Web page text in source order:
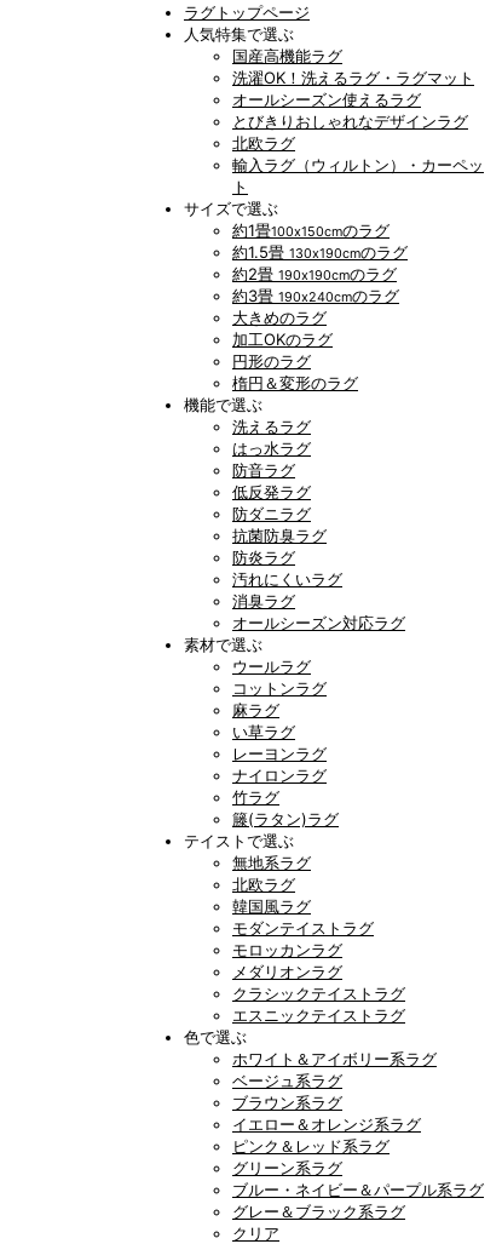
ラグトップページ
人気特集で選ぶ
国産高機能ラグ
洗濯OK！洗えるラグ・ラグマット
オールシーズン使えるラグ
とびきりおしゃれなデザインラグ
北欧ラグ
輸入ラグ（ウィルトン）・カーペッ
ト
サイズで選ぶ
約1畳100x150cmのラグ
約1.5畳 130x190cmのラグ
約2畳 190x190cmのラグ
約3畳 190x240cmのラグ
大きめのラグ
加工OKのラグ
円形のラグ
楕円＆変形のラグ
機能で選ぶ
洗えるラグ
はっ水ラグ
防音ラグ
低反発ラグ
防ダニラグ
抗菌防臭ラグ
防炎ラグ
汚れにくいラグ
消臭ラグ
オールシーズン対応ラグ
素材で選ぶ
ウールラグ
コットンラグ
麻ラグ
い草ラグ
レーヨンラグ
ナイロンラグ
竹ラグ
籐(ラタン)ラグ
テイストで選ぶ
無地系ラグ
北欧ラグ
韓国風ラグ
モダンテイストラグ
モロッカンラグ
メダリオンラグ
クラシックテイストラグ
エスニックテイストラグ
色で選ぶ
ホワイト＆アイボリー系ラグ
ベージュ系ラグ
ブラウン系ラグ
イエロー＆オレンジ系ラグ
ピンク＆レッド系ラグ
グリーン系ラグ
ブルー・ネイビー＆パープル系ラグ
グレー＆ブラック系ラグ
クリア